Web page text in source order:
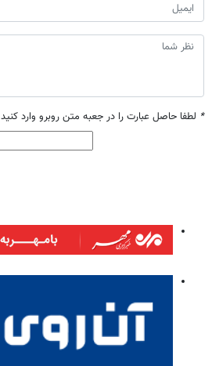
* لطفا حاصل عبارت را در جعبه متن روبرو وارد کنید